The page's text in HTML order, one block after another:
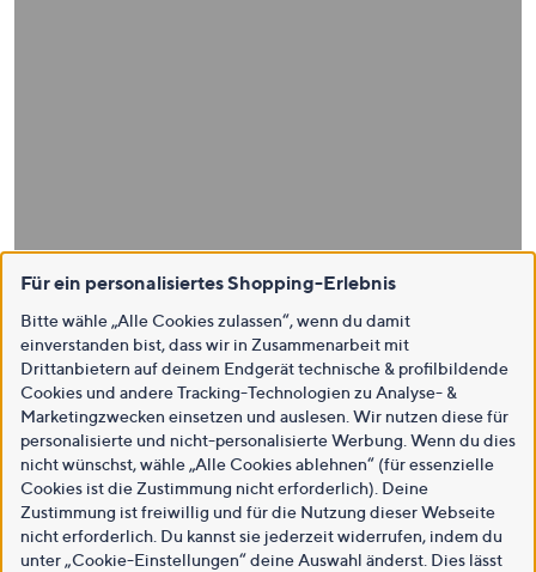
Für ein personalisiertes Shopping-Erlebnis
Bitte wähle „Alle Cookies zulassen“, wenn du damit
einverstanden bist, dass wir in Zusammenarbeit mit
Drittanbietern auf deinem Endgerät technische & profilbildende
Cookies und andere Tracking-Technologien zu Analyse- &
Marketingzwecken einsetzen und auslesen. Wir nutzen diese für
personalisierte und nicht-personalisierte Werbung. Wenn du dies
nicht wünschst, wähle „Alle Cookies ablehnen“ (für essenzielle
Cookies ist die Zustimmung nicht erforderlich). Deine
Zustimmung ist freiwillig und für die Nutzung dieser Webseite
nicht erforderlich. Du kannst sie jederzeit widerrufen, indem du
unter „Cookie-Einstellungen“ deine Auswahl änderst. Dies lässt